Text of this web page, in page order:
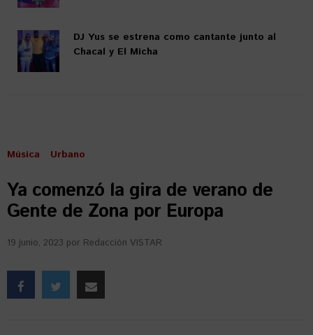
DJ Yus se estrena como cantante junto al
Chacal y El Micha
Música Urbano
Ya comenzó la gira de verano de
Gente de Zona por Europa
19 junio, 2023 por Redacción VISTAR